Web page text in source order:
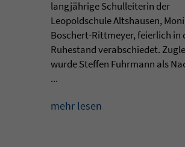
langjährige Schulleiterin der
Leopoldschule Altshausen,
Boschert-Rittmeyer, feierlich in
Ruhestand verabschiedet.
wurde Steffen Fuhrmann als
...
mehr lesen